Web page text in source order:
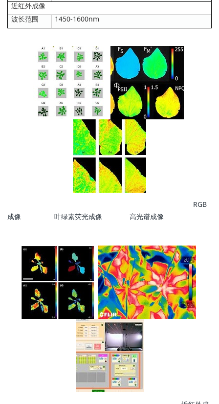
近红外成像
波长范围
1450-1600nm
RGB
成像 叶绿素荧光成像 高光谱成像